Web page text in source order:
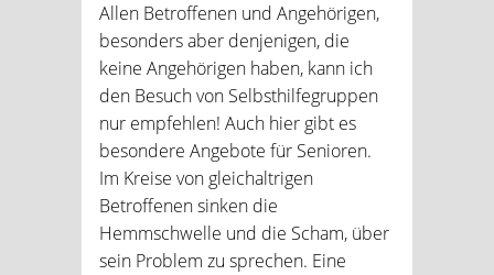
Allen Betroffenen und Angehörigen,
besonders aber denjenigen, die
keine Angehörigen haben, kann ich
den Besuch von Selbsthilfegruppen
nur empfehlen! Auch hier gibt es
besondere Angebote für Senioren.
Im Kreise von gleichaltrigen
Betroffenen sinken die
Hemmschwelle und die Scham, über
sein Problem zu sprechen. Eine